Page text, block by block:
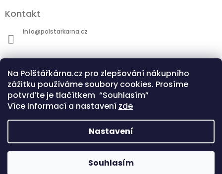
Na Polštářkárna.cz pro zlepšování nákupního
zážitku používáme soubory cookies. Prosíme
potvrďte je tlačítkem “Souhlasím”
Více informací a nastavení zde
Nastavení
Souhlasím
Kontakt
info@polstarkarna.cz
Dotace Evropské unie Co je sublimační technologie?
Copyright 2026Polštářkárna.cz